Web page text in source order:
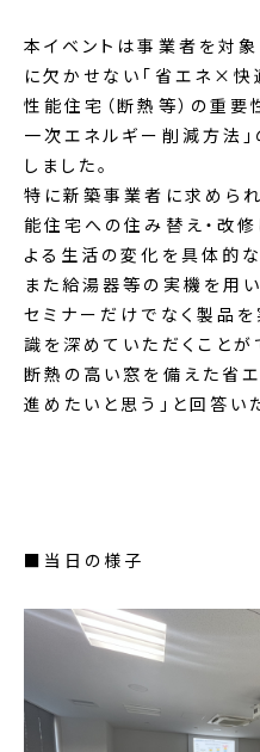
本イベントは事業者を対象
に欠かせない「省エネ×快
性能住宅（断熱等）の重要
一次エネルギー削減方法
しました。
特に新築事業者に求めら
能住宅への住み替え・改
よる生活の変化を具体的
また給湯器等の実機を用
セミナーだけでなく製品
識を深めていただくことが
断熱の高い窓を備えた省
進めたいと思う」と回答い
■当日の様子